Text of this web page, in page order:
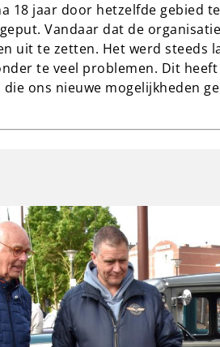
18 jaar door hetzelfde gebied
Vandaar dat de
uit te zetten. Het werd steeds
te veel problemen. Dit
ons nieuwe mogelijkheden